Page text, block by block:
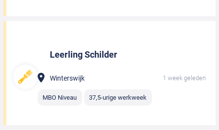
Leerling Schilder
Winterswijk 1 week geleden
MBO Niveau 37,5-urige werkweek